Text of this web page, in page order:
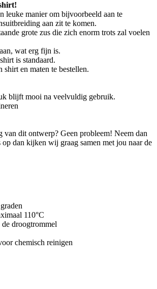
leuke manier om bijvoorbeeld aan te
aan zit te komen.
grote zus die zich enorm trots zal voelen
wat erg fijn is.
is standaard.
en maten te bestellen.
blijft mooi na veelvuldig gebruik.
van dit ontwerp? Geen probleem! Neem dan
op dan kijken wij graag samen met jou naar de
110°C
droogtrommel
chemisch reinigen